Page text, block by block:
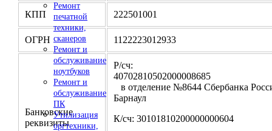
Ремонт
печатной
техники,
сканеров
Ремонт и
обслуживание
ноутбуков
Ремонт и
обслуживание
ПК
Утилизация
оргтехники,
КПП 222501001
ОГРН 1122223012933
Банковские
реквизиты
Р/сч:
в отделение №8644 Сбербанка
Барнаул
К/сч: 30101810200000000604